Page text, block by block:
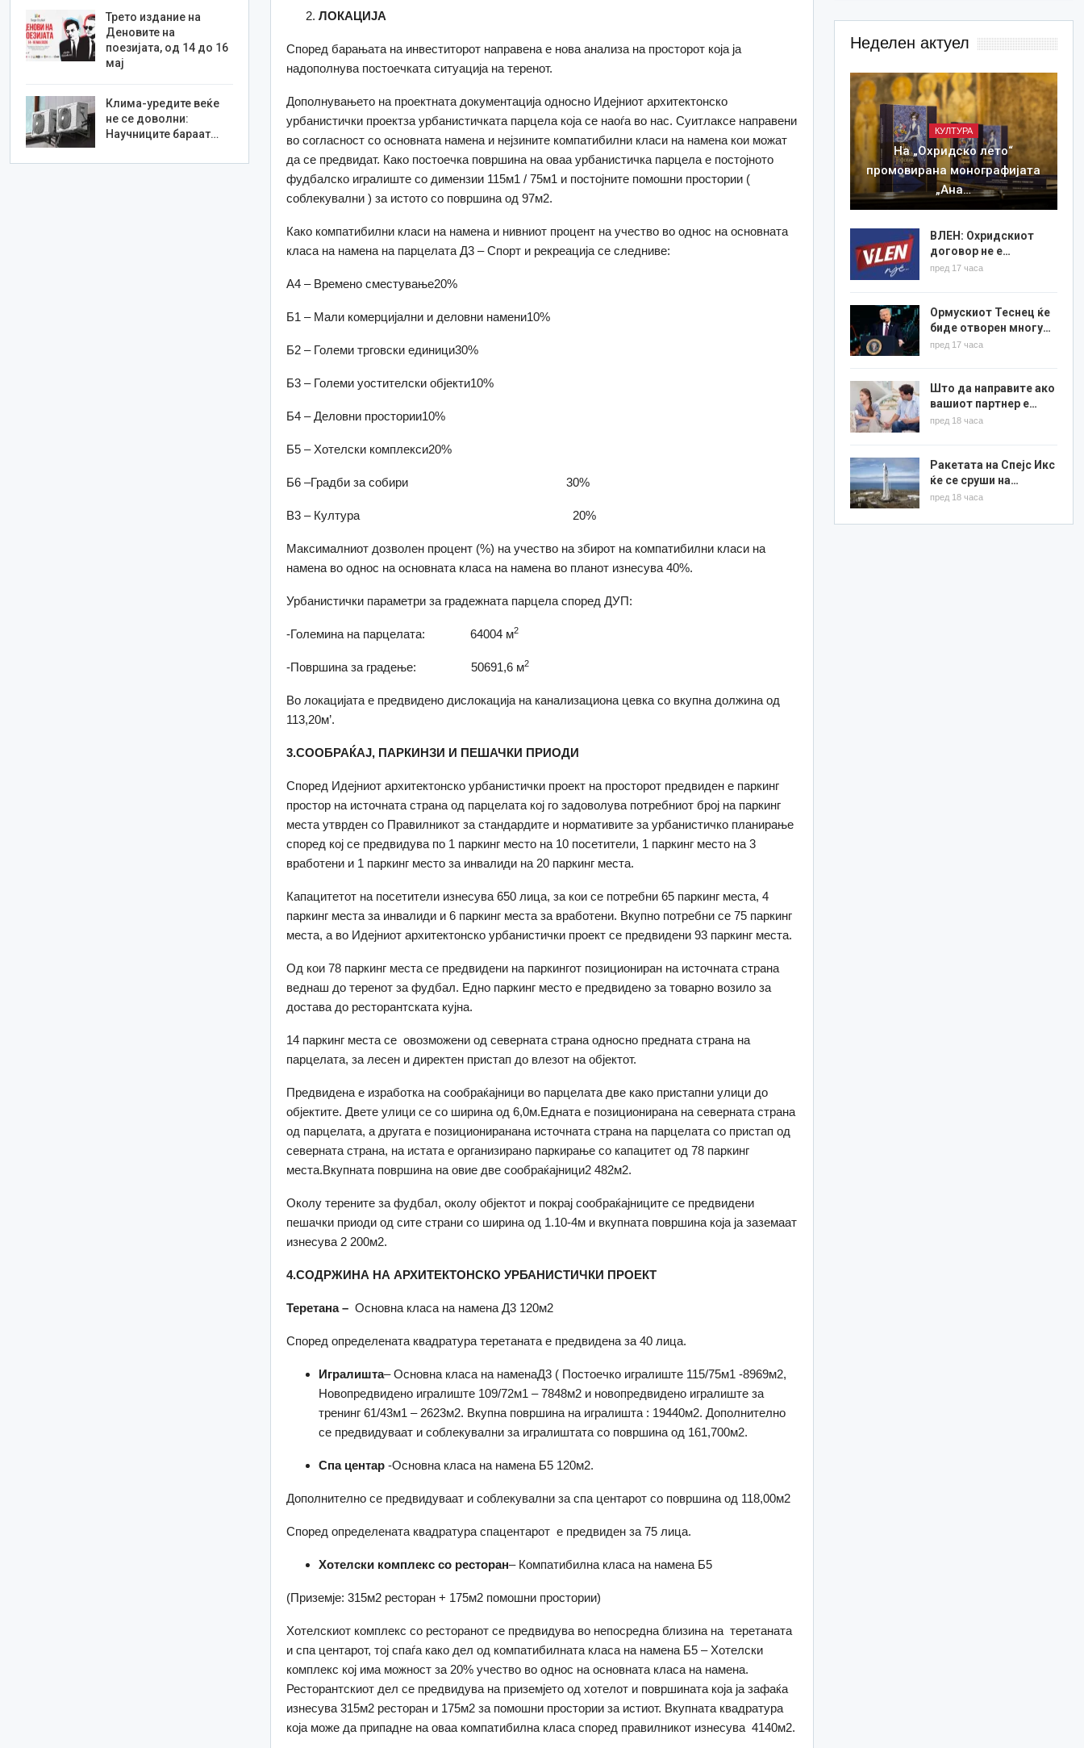
ЛОКАЦИЈА
Според барањата на инвеститорот направена е нова анализа на просторот која ја
надополнува постоечката ситуација на теренот.
Дополнувањето на проектната документација односно Идејниот архитектонско
урбанистички проектза урбанистичката парцела која се наоѓа во нас. Суитлаксе направени
во согласност со основната намена и нејзините компатибилни класи на намена кои можат
да се предвидат. Како постоечка површина на оваа урбанистичка парцела е постојното
фудбалско игралиште со димензии 115м1 / 75м1 и постојните помошни простории (
соблекувални ) за истото со површина од 97м2.
Како компатибилни класи на намена и нивниот процент на учество во однос на основната
класа на намена на парцелата Д3 – Спорт и рекреација се следниве:
А4 – Времено сместување20%
Б1 – Мали комерцијални и деловни намени10%
Б2 – Големи трговски единици30%
Б3 – Големи уостителски објекти10%
Б4 – Деловни простории10%
Б5 – Хотелски комплекси20%
Б6 –Градби за собири 30%
В3 – Култура 20%
Максималниот дозволен процент (%) на учество на збирот на компатибилни класи на
намена во однос на основната класа на намена во планот изнесува 40%.
Урбанистички параметри за градежната парцела според ДУП:
-Големина на парцелата: 64004 м2
-Површина за градење: 50691,6 м2
Во локацијата е предвидено дислокација на канализациона цевка со вкупна должина од
113,20м’.
3.СООБРАЌАЈ, ПАРКИНЗИ И ПЕШАЧКИ ПРИОДИ
Според Идејниот архитектонско урбанистички проект на просторот предвиден е паркинг
простор на источната страна од парцелата кој го задоволува потребниот број на паркинг
места утврден со Правилникот за стандардите и нормативите за урбанистичко планирање
според кој се предвидува по 1 паркинг место на 10 посетители, 1 паркинг место на 3
вработени и 1 паркинг место за инвалиди на 20 паркинг места.
Капацитетот на посетители изнесува 650 лица, за кои се потребни 65 паркинг места, 4
паркинг места за инвалиди и 6 паркинг места за вработени. Вкупно потребни се 75 паркинг
места, а во Идејниот архитектонско урбанистички проект се предвидени 93 паркинг места.
Од кои 78 паркинг места се предвидени на паркингот позициониран на источната страна
веднаш до теренот за фудбал. Едно паркинг место е предвидено за товарно возило за
достава до ресторантската кујна.
14 паркинг места се овозможени од северната страна односно предната страна на
парцелата, за лесен и директен пристап до влезот на објектот.
Предвидена е изработка на сообраќајници во парцелата две како пристапни улици до
објектите. Двете улици се со ширина од 6,0м.Едната е позиционирана на северната страна
од парцелата, а другата е позициониранана источната страна на парцелата со пристап од
северната страна, на истата е организирано паркирање со капацитет од 78 паркинг
места.Вкупната површина на овие две сообраќајници2 482м2.
Околу терените за фудбал, околу објектот и покрај сообраќајниците се предвидени
пешачки приоди од сите страни со ширина од 1.10-4м и вкупната површина која ја заземаат
изнесува 2 200м2.
4.СОДРЖИНА НА АРХИТЕКТОНСКО УРБАНИСТИЧКИ ПРОЕКТ
Теретана –Основна класа на намена Д3 120м2
Според определената квадратура теретаната е предвидена за 40 лица.
Игралишта– Основна класа на наменаД3 ( Постоечко игралиште 115/75м1 -8969м2,
Новопредвидено игралиште 109/72м1 – 7848м2 и новопредвидено игралиште за
тренинг 61/43м1 – 2623м2. Вкупна површина на игралишта : 19440м2. Дополнително
се предвидуваат и соблекувални за игралиштата со површина од 161,700м2.
Спа центар -Основна класа на намена Б5 120м2.
Дополнително се предвидуваат и соблекувални за спа центарот со површина од 118,00м2
Според определената квадратура спацентарот е предвиден за 75 лица.
Хотелски комплекс со ресторан– Компатибилна класа на намена Б5
(Приземје: 315м2 ресторан + 175м2 помошни простории)
Хотелскиот комплекс со ресторанот се предвидува во непосредна близина на теретаната
и спа центарот, тој спаѓа како дел од компатибилната класа на намена Б5 – Хотелски
комплекс кој има можност за 20% учество во однос на основната класа на намена.
Ресторантскиот дел се предвидува на приземјето од хотелот и површината која ја зафаќа
изнесува 315м2 ресторан и 175м2 за помошни простории за истиот. Вкупната квадратура
која може да припадне на оваа компатибилна класа според правилникот изнесува 4140м2.
Неделен актуел
КУЛТУРА
На „Охридско лето“
промовирана монографијата
„Ана…
ВЛЕН: Охридскиот
договор не е…
пред 17 часа
Ормускиот Теснец ќе
биде отворен многу…
пред 17 часа
Што да направите ако
вашиот партнер е…
пред 18 часа
Ракетата на Спејс Икс
ќе се сруши на…
пред 18 часа
Трето издание на
Деновите на
поезијата, од 14 до 16
мај
Клима-уредите веќе
не се доволни:
Научниците бараат…